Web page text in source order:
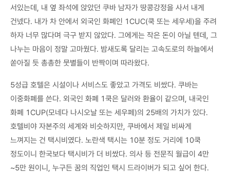
서있는데, 내 옆 좌석에 앉았던 쿠바 남자가 땅콩강정을 사서 내게
건넸다. 내가 차 안에서 외국인 화폐인 1CUC(쿡 또는 세우세)을 주려
하자 너무 많다며 극구 받지 않았다. 그에게는 작은 돈이 아닐 텐데, 그
나누는 마음이 정말 고마웠다. 밤새도록 달리는 고속도로의 하늘에서
쏟아질 듯 총총한 뭇별들이 반짝이며 따라왔다.
5성급 호텔은 시설이나 서비스도 좋았고 가격도 비쌌다. 쿠바는
이중화폐를 쓴다. 외국인 화폐 1쿡은 달러와 환율이 같으며, 내국인
화폐 1CUP(모네다 나시오날 또는 세우페)의 25배의 가치가 있다.
호텔비야 자본주의 세계와 비슷하지만, 쿠바에서 제일 비싸게
느껴지는 건 택시비였다. 노란색 택시는 10분 정도 거리에 10쿡
정도이니 한국보다 택시비가 더 비쌌다. 의사 등 전문직 월급이 4만
~5만 원이니, 누구든 꿈의 직업인 택시 드라이버가 되고 싶어 한다.